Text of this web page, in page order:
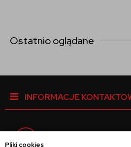
Pliki cookies
Ostatnio oglądane
INFORMACJE